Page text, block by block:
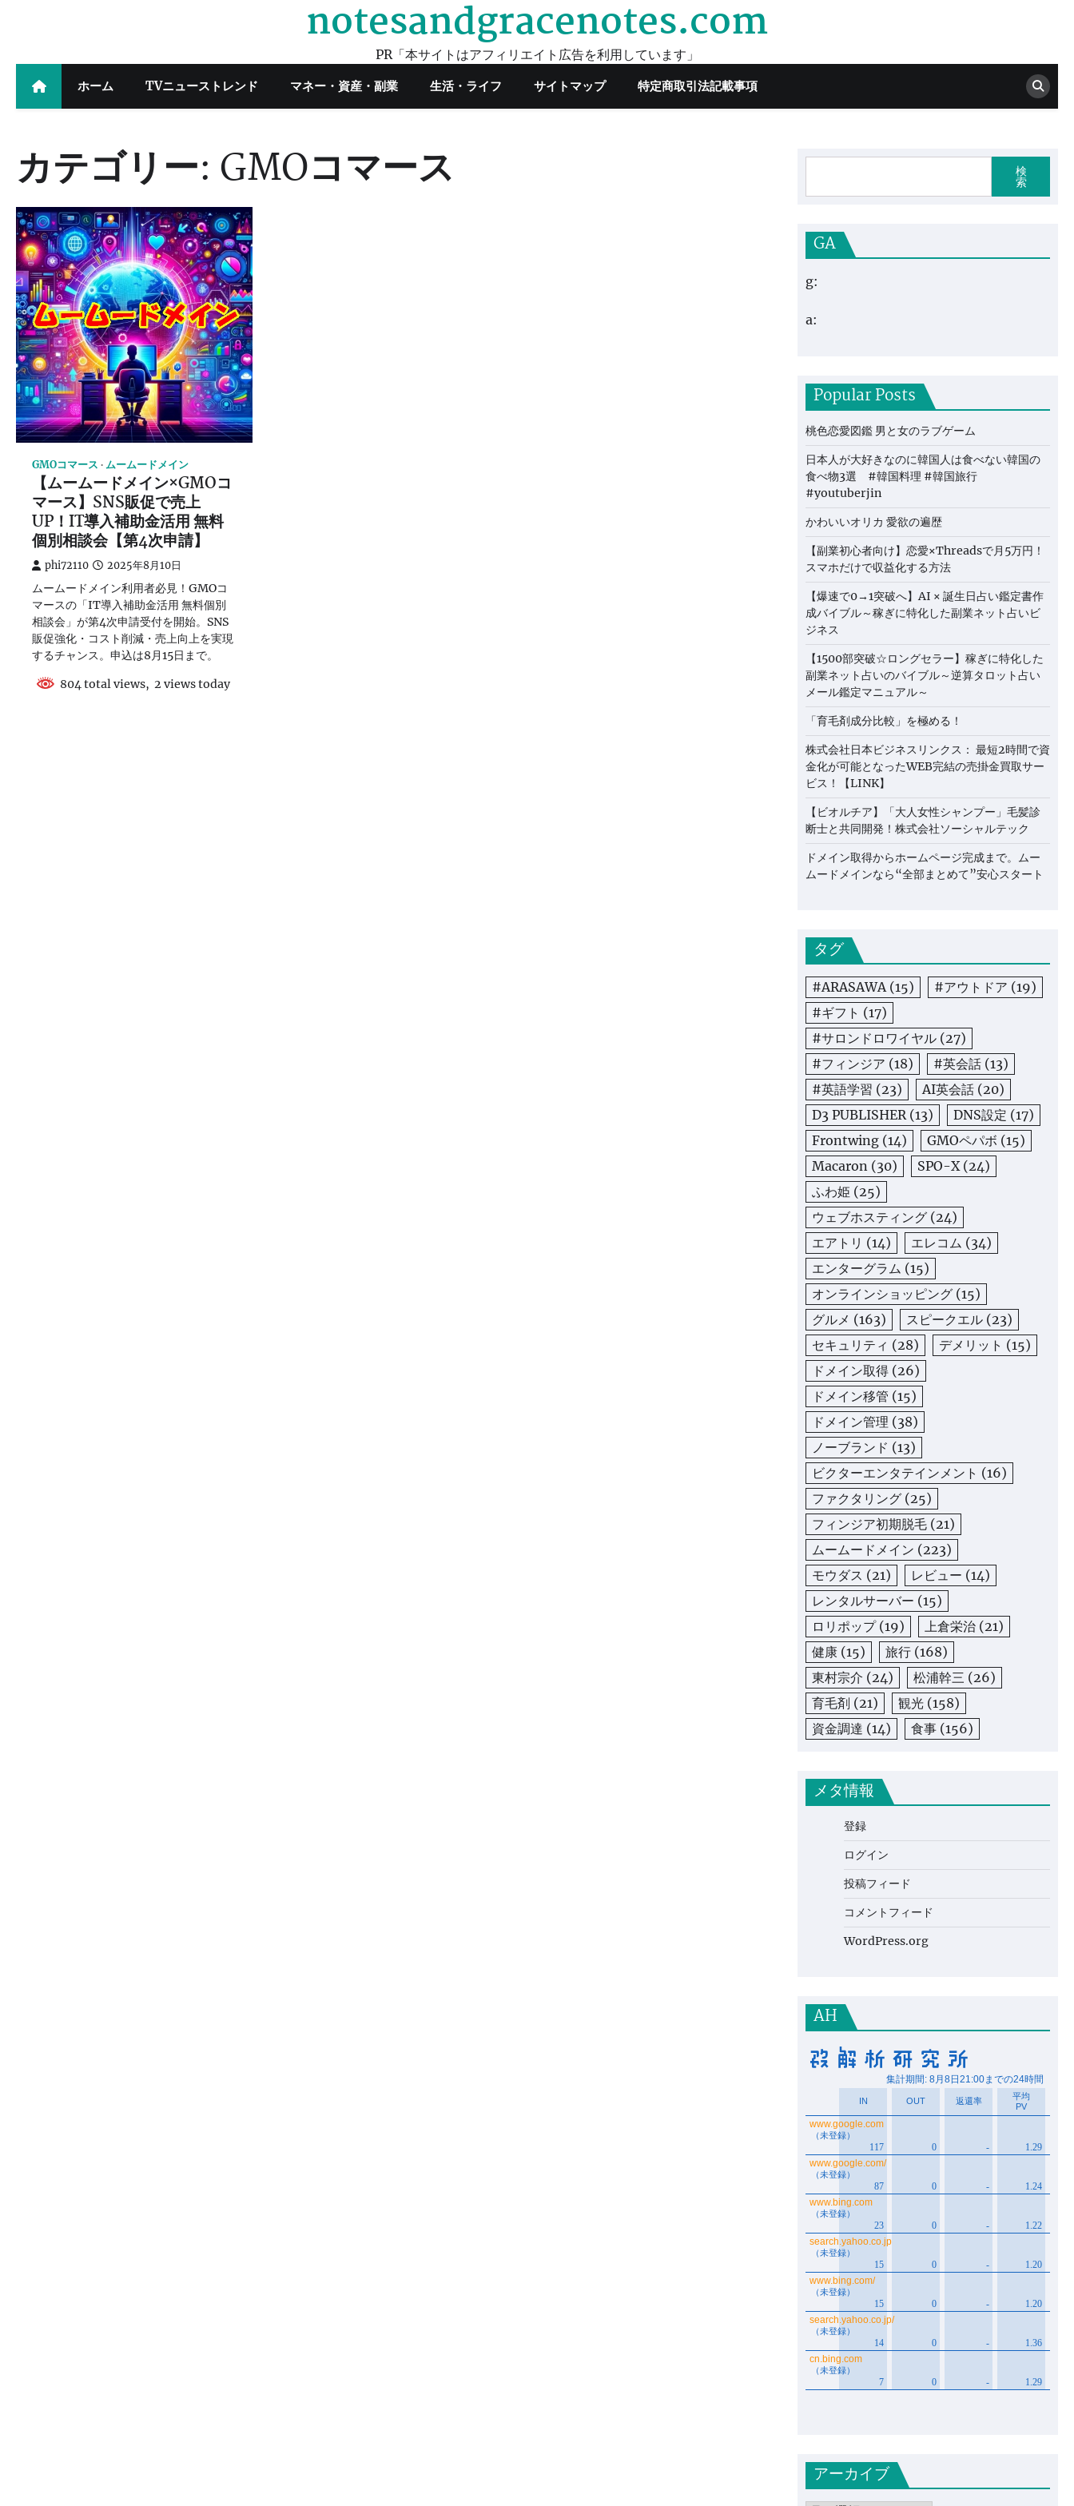
notesandgracenotes.com
PR「本サイトはアフィリエイト広告を利用しています」
ホーム TVニューストレンド マネー・資産・副業 生活・ライフ サイトマップ 特定商取引法記載事項
カテゴリー: GMOコマース
GMOコマース ムームードメイン
【ムームードメイン×GMOコ
マース】SNS販促で売上
UP！IT導入補助金活用 無料
個別相談会【第4次申請】
phi72110 2025年8月10日
ムームードメイン利用者必見！GMOコ
マースの「IT導入補助金活用 無料個別
相談会」が第4次申請受付を開始。SNS
販促強化・コスト削減・売上向上を実現
するチャンス。申込は8月15日まで。
804 total views, 2 views today
検
索
GA
g:
a:
Popular Posts
桃色恋愛図鑑 男と女のラブゲーム
日本人が大好きなのに韓国人は食べない韓国の
食べ物3選 #韓国料理 #韓国旅行
#youtuberjin
かわいいオリカ 愛欲の遍歴
【副業初心者向け】恋愛×Threadsで月5万円！
スマホだけで収益化する方法
【爆速で0→1突破へ】AI × 誕生日占い鑑定書作
成バイブル～稼ぎに特化した副業ネット占いビ
ジネス
【1500部突破☆ロングセラー】稼ぎに特化した
副業ネット占いのバイブル～逆算タロット占い
メール鑑定マニュアル～
「育毛剤成分比較」を極める！
株式会社日本ビジネスリンクス： 最短2時間で資
金化が可能となったWEB完結の売掛金買取サー
ビス！【LINK】
【ビオルチア】「大人女性シャンプー」毛髪診
断士と共同開発！株式会社ソーシャルテック
ドメイン取得からホームページ完成まで。ムー
ムードメインなら“全部まとめて”安心スタート
タグ
#ARASAWA(15) #アウトドア (19)
#ギフト (17)
#サロンドロワイヤル (27)
#フィンジア (18) #英会話 (13)
#英語学習 (23) AI英会話 (20)
D3 PUBLISHER(13) DNS設定 (17)
Frontwing (14) GMOペパボ (15)
Macaron (30) SPO-X(24)
ふわ姫 (25)
ウェブホスティング (24)
エアトリ (14) エレコム (34)
エンターグラム (15)
オンラインショッピング (15)
グルメ (163) スピークエル (23)
セキュリティ (28) デメリット (15)
ドメイン取得 (26)
ドメイン移管 (15)
ドメイン管理 (38)
ノーブランド (13)
ビクターエンタテインメント (16)
ファクタリング (25)
フィンジア初期脱毛 (21)
ムームードメイン (223)
モウダス (21) レビュー (14)
レンタルサーバー (15)
ロリポップ(19) 上倉栄治 (21)
健康 (15) 旅行 (168)
東村宗介 (24) 松浦幹三 (26)
育毛剤 (21) 観光 (158)
資金調達 (14) 食事 (156)
メタ情報
登録
ログイン
投稿フィード
コメントフィード
WordPress.org
AH
アーカイブ